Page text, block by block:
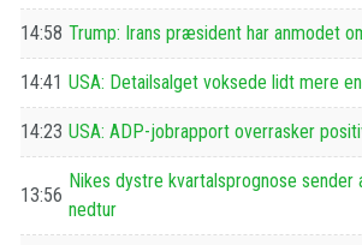
14:58 Trump: Irans præsident har anmodet
14:41 USA: Detailsalget voksede lidt mere
14:23 USA: ADP-jobrapport overrasker
13:56
Nikes dystre kvartalsprognose
nedtur